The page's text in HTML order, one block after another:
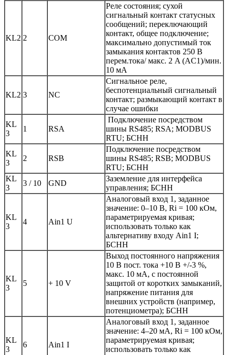
KL2 2 COM
Реле состояния; сухой
сигнальный контакт статусных
сообщений; переключающий
контакт, общее подключение;
максимально допустимый ток
замыкания контактов 250 В
перем.тока/ макс. 2 A (AC1)/мин.
10 мA
KL2 3 NC
Сигнальное реле,
беспотенциальный сигнальный
контакт; размыкающий контакт в
случае ошибки
KL
3
1 RSA
Подключение посредством
шины RS485; RSA; MODBUS
RTU; БСНН
KL
3
2 RSB
Подключение посредством
шины RS485; RSB; MODBUS
RTU; БСНН
KL
3
3 / 10 GND
Заземление для интерфейса
управления; БСНН
KL
3
4 Ain1 U
Аналоговый вход 1, заданное
значение: 0–10 В, Ri = 100 кОм,
параметрируемая кривая;
использовать только как
альтернативу входу Ain1 I;
БСНН
KL
3
5 + 10 V
Выход постоянного напряжения
10 В пост. тока +10 В +/-3 %,
макс. 10 мА, с постоянной
защитой от коротких замыканий,
напряжение питания для
внешних устройств (например,
потенциометра); БСНН
KL
3
6 Ain1 I
Аналоговый вход 1, заданное
значение: 4–20 мА, Ri = 100 кОм,
параметрируемая кривая;
использовать только как